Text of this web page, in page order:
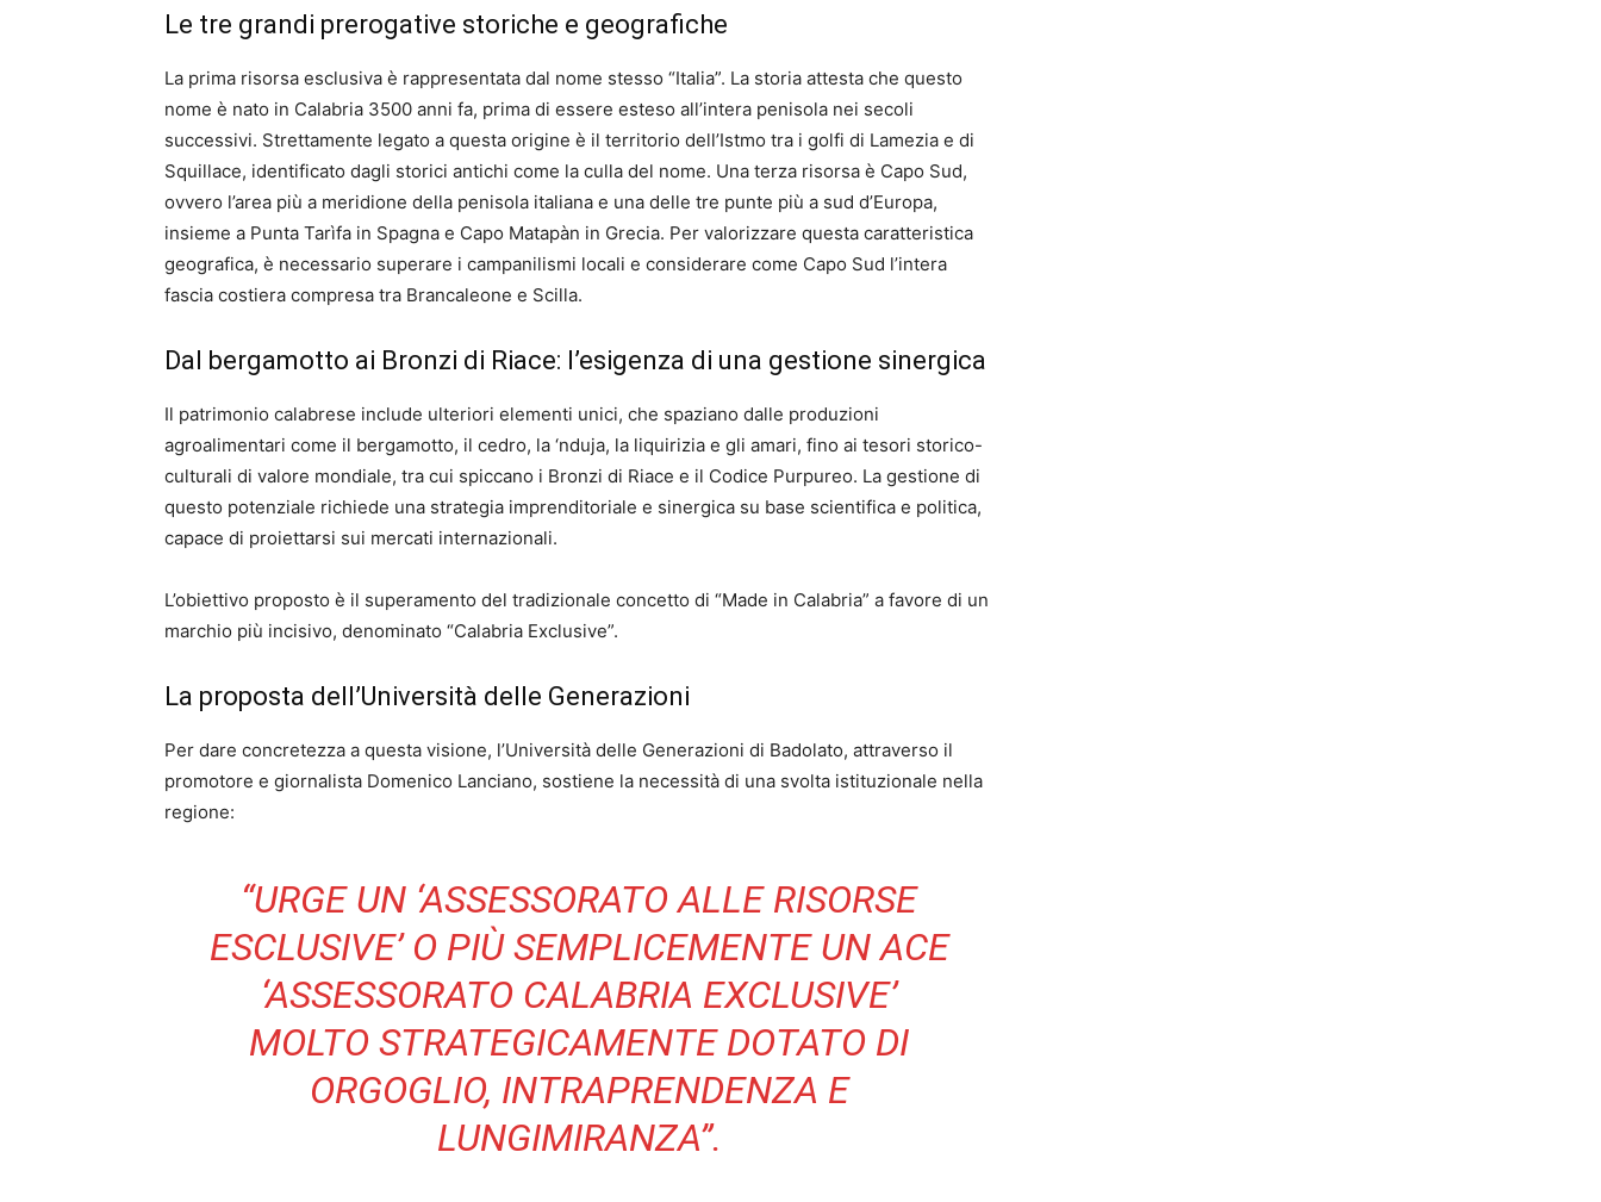
Le tre grandi prerogative storiche e geografiche
La prima risorsa esclusiva è rappresentata dal nome stesso “Italia”. La storia attesta che questo
nome è nato in Calabria 3500 anni fa, prima di essere esteso all’intera penisola nei secoli
successivi. Strettamente legato a questa origine è il territorio dell’Istmo tra i golfi di Lamezia e di
Squillace, identificato dagli storici antichi come la culla del nome. Una terza risorsa è Capo Sud,
ovvero l’area più a meridione della penisola italiana e una delle tre punte più a sud d’Europa,
insieme a Punta Tarìfa in Spagna e Capo Matapàn in Grecia. Per valorizzare questa caratteristica
geografica, è necessario superare i campanilismi locali e considerare come Capo Sud l’intera
fascia costiera compresa tra Brancaleone e Scilla.
Dal bergamotto ai Bronzi di Riace: l’esigenza di una gestione sinergica
Il patrimonio calabrese include ulteriori elementi unici, che spaziano dalle produzioni
agroalimentari come il bergamotto, il cedro, la ‘nduja, la liquirizia e gli amari, fino ai tesori storico-
culturali di valore mondiale, tra cui spiccano i Bronzi di Riace e il Codice Purpureo. La gestione di
questo potenziale richiede una strategia imprenditoriale e sinergica su base scientifica e politica,
capace di proiettarsi sui mercati internazionali.
L’obiettivo proposto è il superamento del tradizionale concetto di “Made in Calabria” a favore di un
marchio più incisivo, denominato “Calabria Exclusive”.
La proposta dell’Università delle Generazioni
Per dare concretezza a questa visione, l’Università delle Generazioni di Badolato, attraverso il
promotore e giornalista Domenico Lanciano, sostiene la necessità di una svolta istituzionale nella
regione:
“URGE UN ‘ASSESSORATO ALLE RISORSE
ESCLUSIVE’ O PIÙ SEMPLICEMENTE UN ACE
‘ASSESSORATO CALABRIA EXCLUSIVE’
MOLTO STRATEGICAMENTE DOTATO DI
ORGOGLIO, INTRAPRENDENZA E
LUNGIMIRANZA”.